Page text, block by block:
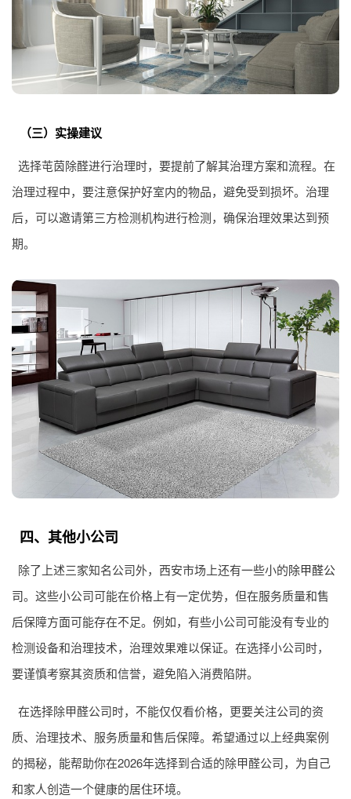
（三）实操建议
选择芚茵除醛进行治理时，要提前了解其治理方案和流程。在
治理过程中，要注意保护好室内的物品，避免受到损坏。治理
后，可以邀请第三方检测机构进行检测，确保治理效果达到预
期。
四、其他小公司
除了上述三家知名公司外，西安市场上还有一些小的除甲醛公
司。这些小公司可能在价格上有一定优势，但在服务质量和售
后保障方面可能存在不足。例如，有些小公司可能没有专业的
检测设备和治理技术，治理效果难以保证。在选择小公司时，
要谨慎考察其资质和信誉，避免陷入消费陷阱。
在选择除甲醛公司时，不能仅仅看价格，更要关注公司的资
质、治理技术、服务质量和售后保障。希望通过以上经典案例
的揭秘，能帮助你在2026年选择到合适的除甲醛公司，为自己
和家人创造一个健康的居住环境。